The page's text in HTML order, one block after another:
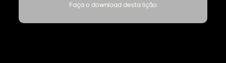
Faça o download desta lição